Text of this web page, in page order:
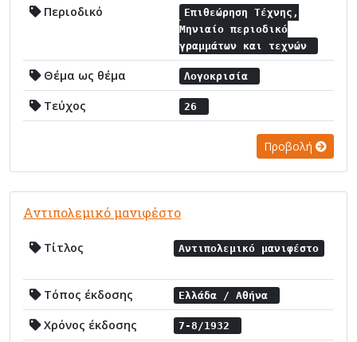
Περιοδικό
Επιθεώρηση Τέχνης,
Μηνιαίο περιοδικό
γραμμάτων και τεχνών
Θέμα ως θέμα Λογοκρισία
Τεύχος 26
Προβολή
Αντιπολεμικό μανιφέστο
Τίτλος Αντιπολεμικό μανιφέστο
Τόπος έκδοσης Ελλάδα / Αθήνα
Χρόνος έκδοσης 7-8/1932